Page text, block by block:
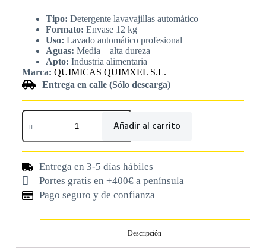
Tipo: Detergente lavavajillas automático
Formato: Envase 12 kg
Uso: Lavado automático profesional
Aguas: Media – alta dureza
Apto: Industria alimentaria
Marca: QUIMICAS QUIMXEL S.L.
Entrega en calle (Sólo descarga)
Añadir al carrito
Entrega en 3-5 días hábiles
Portes gratis en +400€ a península
Pago seguro y de confianza
Descripción